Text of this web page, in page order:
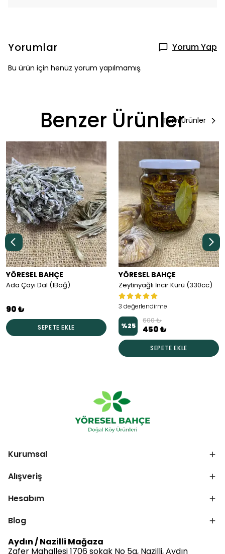
Yorumlar Yorum Yap
Bu ürün için henüz yorum yapılmamış.
Benzer ÜrünlerTüm Ürünler
YÖRESEL BAHÇE
Ada Çayı Dal (1Bağ)
90 ₺
SEPETE EKLE
YÖRESEL BAHÇE
Zeytinyağlı İncir Kürü (330cc)
3 değerlendirme
%25
600 ₺
450 ₺
SEPETE EKLE
Kurumsal
Alışveriş
Hesabım
Blog
Aydın / Nazilli Mağaza
Zafer Mahallesi 1706 sokak No 5a, Nazilli, Aydın